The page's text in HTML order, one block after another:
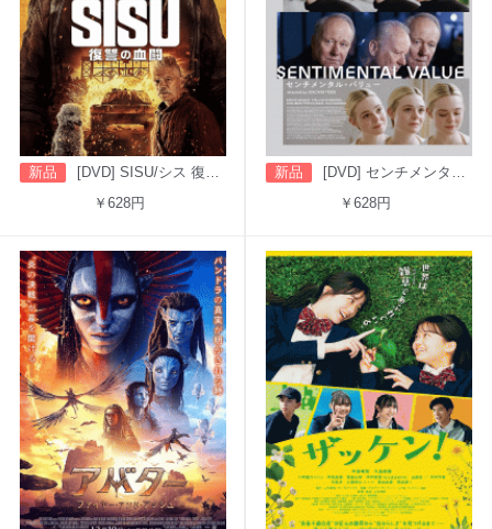
新品
[DVD] SISU/シス 復讐の血闘（字幕版）
￥628円
新品
[DVD] センチメンタル・バリュー
￥628円